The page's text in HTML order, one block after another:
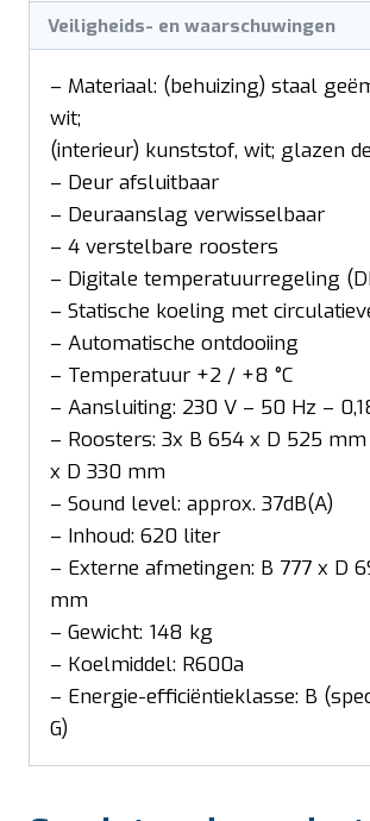
Veiligheids- en waarschuwingen
– Materiaal: (behuizing) staal
wit;
(interieur) kunststof, wit; glazen
– Deur afsluitbaar
– Deuraanslag verwisselbaar
– 4 verstelbare roosters
– Digitale temperatuurregeling
– Statische koeling met
– Automatische ontdooiing
– Temperatuur +2 / +8 °C
– Aansluiting: 230 V – 50 Hz –
– Roosters: 3x B 654 x D 525
x D 330 mm
– Sound level: approx. 37dB(A)
– Inhoud: 620 liter
– Externe afmetingen: B 777 x D
mm
– Gewicht: 148 kg
– Koelmiddel: R600a
– Energie-efficiëntieklasse: B
G)